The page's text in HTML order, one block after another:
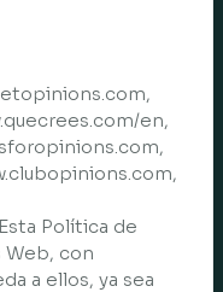
en,
Política de
Web, con
a ellos, ya sea